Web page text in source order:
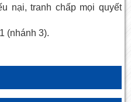
nại, tranh chấp mọi quyết
(nhánh 3).